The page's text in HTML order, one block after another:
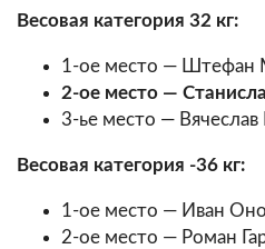
Весовая категория 32 кг:
1-ое место — Штефан
2-ое место —
3-ье место —
Весовая категория -36 кг:
1-ое место — Иван
2-ое место — Роман